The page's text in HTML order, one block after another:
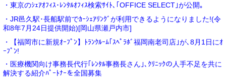
・東京のｼｪｱｵﾌｨｽ･ﾚﾝﾀﾙｵﾌｨｽ検索ｻｲﾄ､｢OFFICE SELECT｣が公開｡
・JR邑久駅･長船駅前でｶｰｼｪｱﾘﾝｸﾞが利用できるようになりました!(令
和8年7月24日提供開始)[岡山県瀬戸内市]
・【福岡市に新規ｵｰﾌﾟﾝ】ﾄﾗﾝｸﾙｰﾑ｢ｽﾍﾟﾗﾎﾞ福岡南老司店｣が､8月1日にｵ
ｰﾌﾟﾝ!
・医療機関向け事務長代行｢ﾚﾝﾀﾙ事務長さん｣､ｸﾘﾆｯｸの人手不足を共に
解決する紹介ﾊﾟｰﾄﾅｰを全国募集